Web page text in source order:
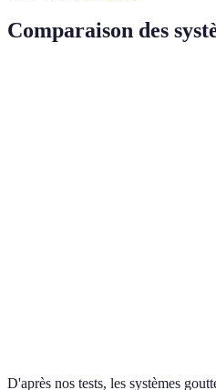
Comparaison des
D'après nos tests, les systèmes